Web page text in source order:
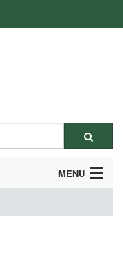
MENU